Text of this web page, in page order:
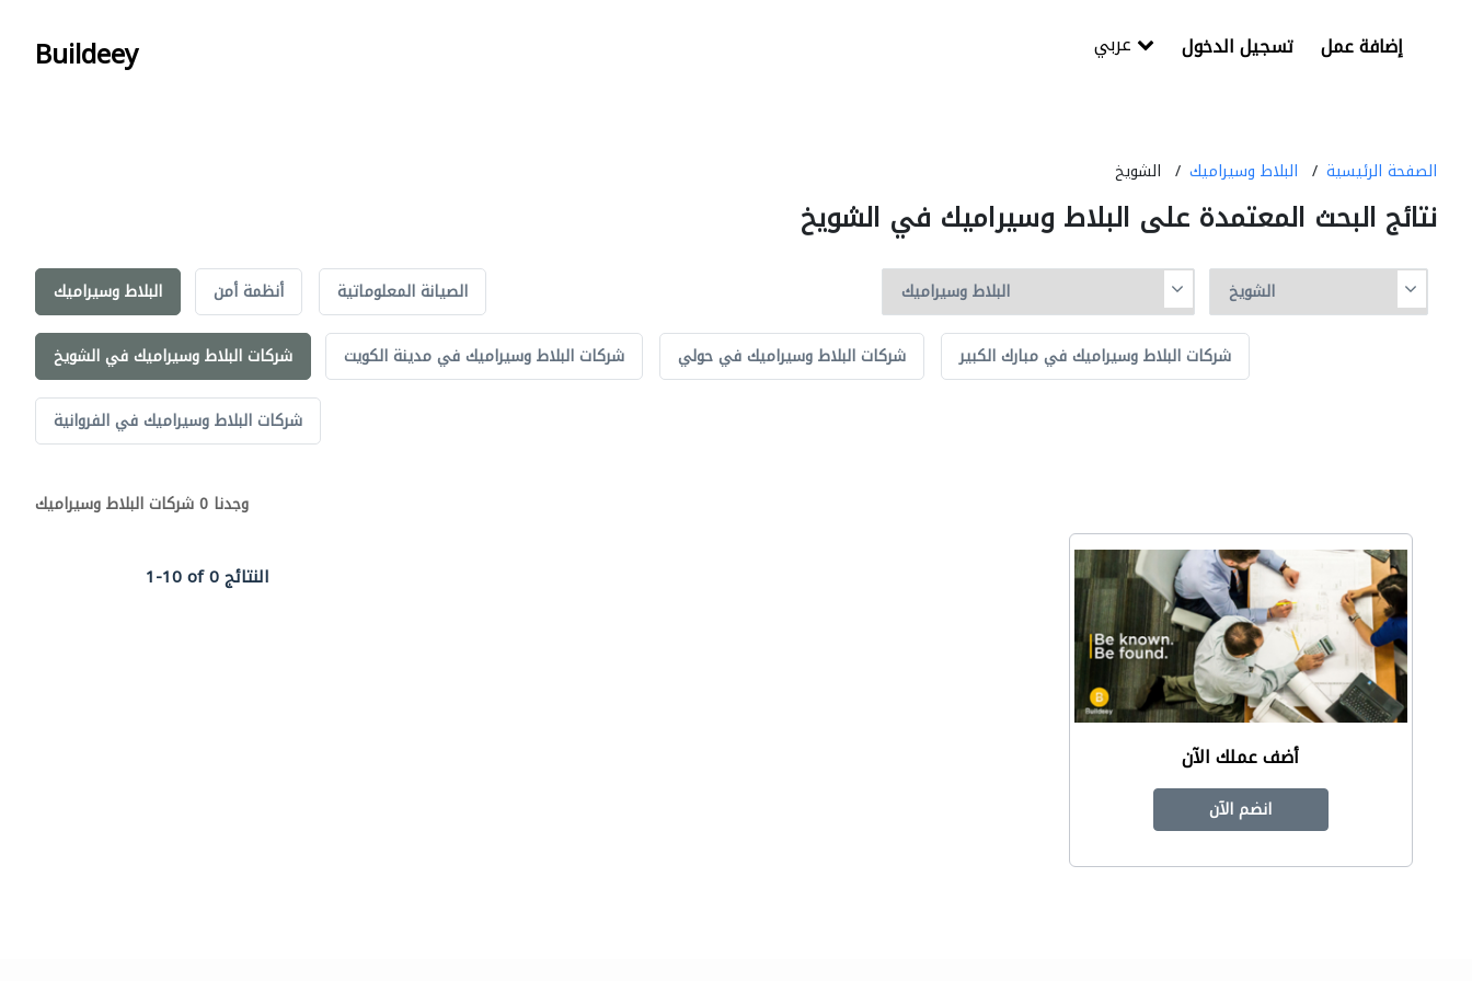
Buildeey تسجيل الدخول إضافة عمل
الصفحة الرئيسية البلاط وسيراميك الشويخ
نتائج البحث المعتمدة على البلاط وسيراميك في الشويخ
البلاط وسيراميك أنظمة أمن الصيانة المعلوماتية
شركات البلاط وسيراميك في الشويخ شركات البلاط وسيراميك في مدينة الكويت شركات البلاط وسيراميك في حولي شركات البلاط وسيراميك في مبارك الكبير
شركات البلاط وسيراميك في الفروانية
وجدنا 0 شركات البلاط وسيراميك
1-10 of 0 النتائج
أضف عملك الآن
انضم الآن